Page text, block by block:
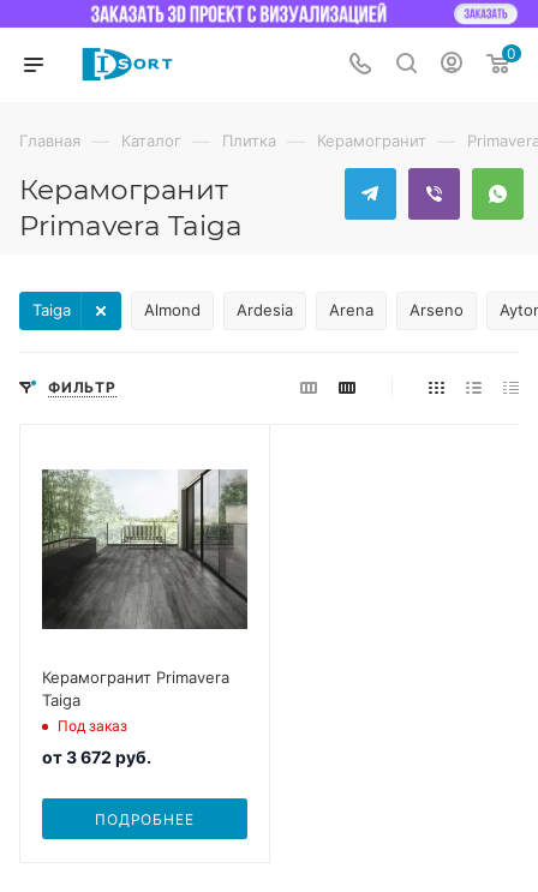
0
Главная — Каталог — Плитка — Керамогранит —
Керамогранит
Primavera Taiga
Almond Ardesia Arena Arseno
Taiga
ФИЛЬТР
Керамогранит Primavera
Taiga
Под заказ
от3 672 руб.
ПОДРОБНЕЕ